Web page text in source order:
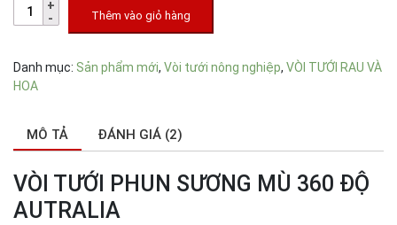
Thêm vào giỏ hàng
Danh mục: Sản phẩm mới, Vòi tưới nông nghiệp, VÒI TƯỚI RAU VÀ
HOA
MÔ TẢ ĐÁNH GIÁ (2)
VÒI TƯỚI PHUN SƯƠNG MÙ 360 ĐỘ
AUTRALIA